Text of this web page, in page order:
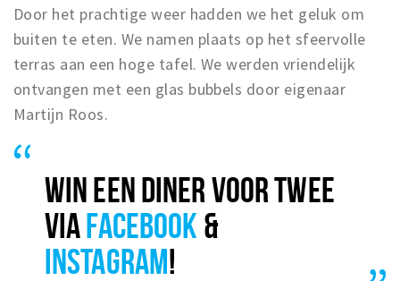
Shopping areas
Deals
Sign in
Door het prachtige weer hadden we het geluk om
buiten te eten. We namen plaats op het sfeervolle
terras aan een hoge tafel. We werden vriendelijk
ontvangen met een glas bubbels door eigenaar
Martijn Roos.
WIN EEN DINER VOOR TWEE
VIAFACEBOOK &
INSTAGRAM!